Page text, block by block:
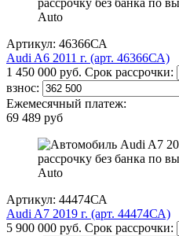
Артикул: 46366СА
Audi A6 2011 г. (арт. 46366СА)
1 450 000 руб. Срок рассрочки:
взнос:
Ежемесячный платеж:
69 489 руб
Артикул: 44474СА
Audi A7 2019 г. (арт. 44474СА)
5 900 000 руб. Срок рассрочки: